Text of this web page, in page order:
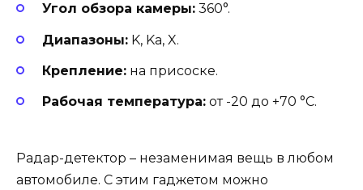
Угол обзора камеры: 360°.
Диапазоны: K, Ka, X.
Крепление: на присоске.
Рабочая температура: от -20 до +70 °С.
Радар-детектор – незаменимая вещь в любом
автомобиле. С этим гаджетом можно